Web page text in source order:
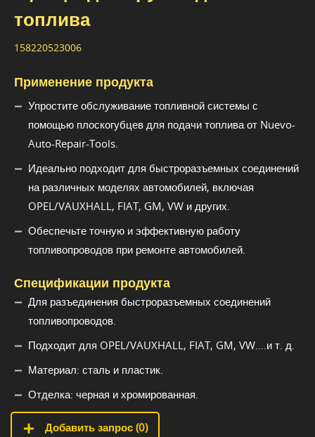
топлива
158220523006
Применение продукта
Упростите обслуживание топливной системы с
помощью плоскогубцев для подачи топлива от Nuevo-
Auto-Repair-Tools.
Идеально подходит для быстроразъемных соединений
на различных моделях автомобилей, включая
OPEL/VAUXHALL, FIAT, GM, VW и других.
Обеспечьте точную и эффективную работу
топливопроводов при ремонте автомобилей.
Спецификации продукта
Для разъединения быстроразъемных соединений
топливопроводов.
Подходит для OPEL/VAUXHALL, FIAT, GM, VW….и т. д.
Материал: сталь и пластик.
Отделка: черная и хромированная.
Добавить запрос (0)